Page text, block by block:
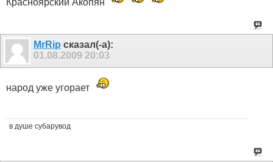
MrRip сказал(-а):
01.08.2009 20:03
народ уже угорает
в душе субарувод